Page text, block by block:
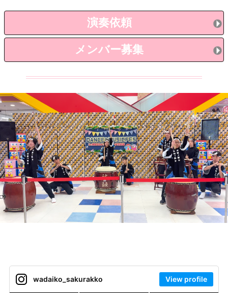
演奏依頼
メンバー募集
wadaiko_sakurakko View profile